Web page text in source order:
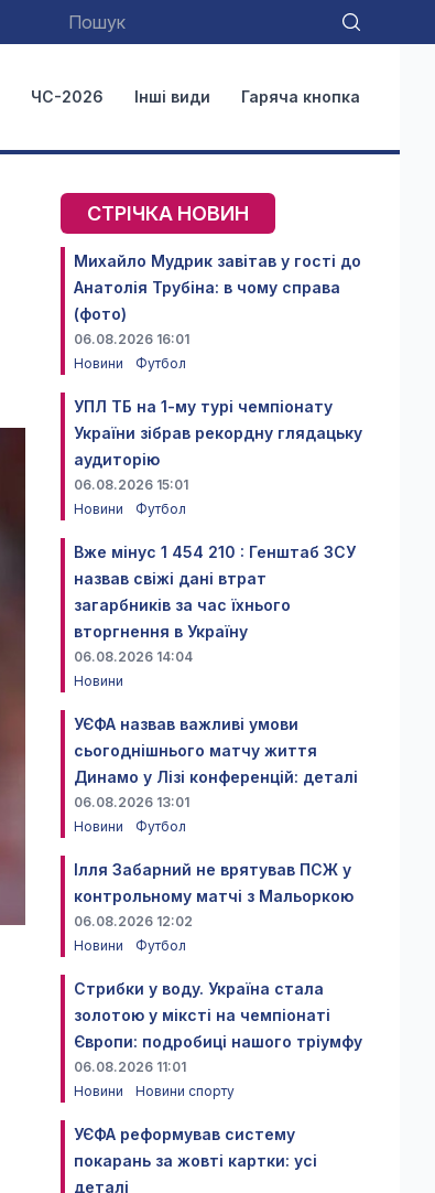
ЧС-2026 Інші види Гаряча кнопка
СТРІЧКА НОВИН
Михайло Мудрик завітав у гості до
Анатолія Трубіна: в чому справа
(фото)
06.08.2026 16:01
Новини
Футбол
УПЛ ТБ на 1-му турі чемпіонату
України зібрав рекордну глядацьку
аудиторію
06.08.2026 15:01
Новини
Футбол
Вже мінус 1 454 210 : Генштаб ЗСУ
назвав свіжі дані втрат
загарбників за час їхнього
вторгнення в Україну
06.08.2026 14:04
Новини
УЄФА назвав важливі умови
сьогоднішнього матчу життя
Динамо у Лізі конференцій: деталі
06.08.2026 13:01
Новини
Футбол
Ілля Забарний не врятував ПСЖ у
контрольному матчі з Мальоркою
06.08.2026 12:02
Новини
Футбол
Стрибки у воду. Україна стала
золотою у міксті на чемпіонаті
Європи: подробиці нашого тріумфу
06.08.2026 11:01
Новини
Новини спорту
УЄФА реформував систему
покарань за жовті картки: усі
деталі